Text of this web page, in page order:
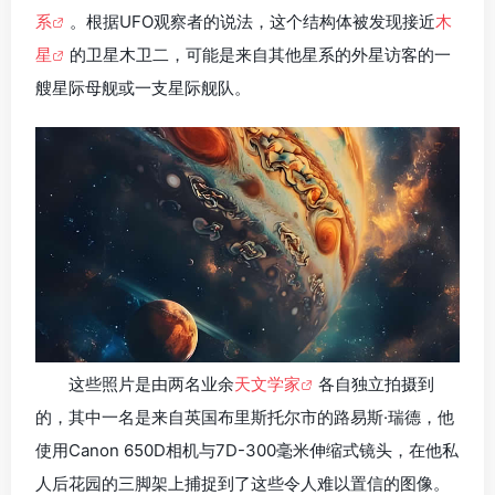
系
。根据UFO观察者的说法，这个结构体被发现接近木
星
的卫星木卫二，可能是来自其他星系的外星访客的一
艘星际母舰或一支星际舰队。
这些照片是由两名业余天文学家
各自独立拍摄到
的，其中一名是来自英国布里斯托尔市的路易斯·瑞德，他
使用Canon 650D相机与7D-300毫米伸缩式镜头，在他私
人后花园的三脚架上捕捉到了这些令人难以置信的图像。